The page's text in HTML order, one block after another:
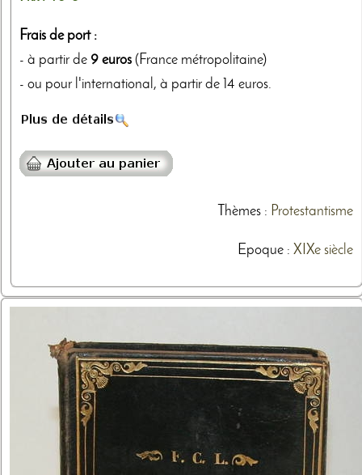
Frais de port :
- à partir de 9 euros (France métropolitaine)
- ou pour l'international, à partir de 14 euros.
Thèmes: Protestantisme
Epoque : XIXe siècle